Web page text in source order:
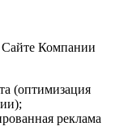
Сайте Компании
(оптимизация
реклама